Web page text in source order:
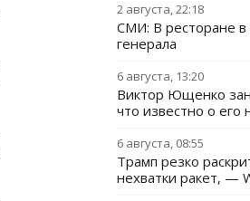
2 августа, 22:18
СМИ: В ресторане в
генерала
6 августа, 13:20
Виктор Ющенко
что известно о его
6 августа, 08:55
Трамп резко
нехватки ракет, —